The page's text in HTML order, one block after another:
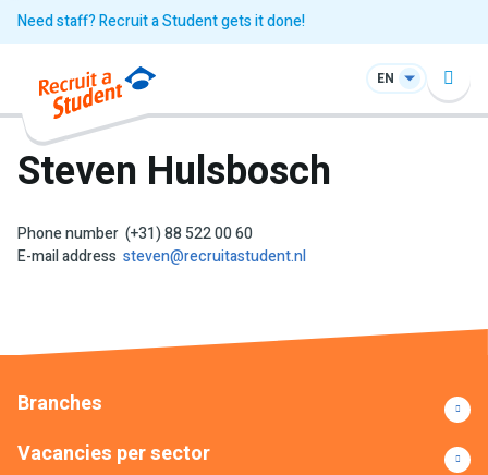
Need staff? Recruit a Student gets it done!
EN
Steven Hulsbosch
Phone number (+31) 88 522 00 60
E-mail address steven@recruitastudent.nl
Branches
Vacancies per sector